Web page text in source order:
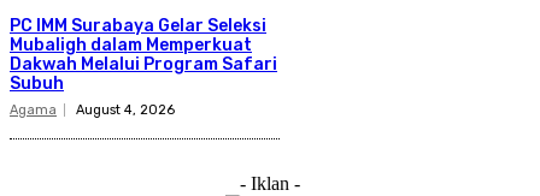
PC IMM Surabaya Gelar Seleksi
Mubaligh dalam Memperkuat
Dakwah Melalui Program Safari
Subuh
Agama August 4, 2026
- Iklan -